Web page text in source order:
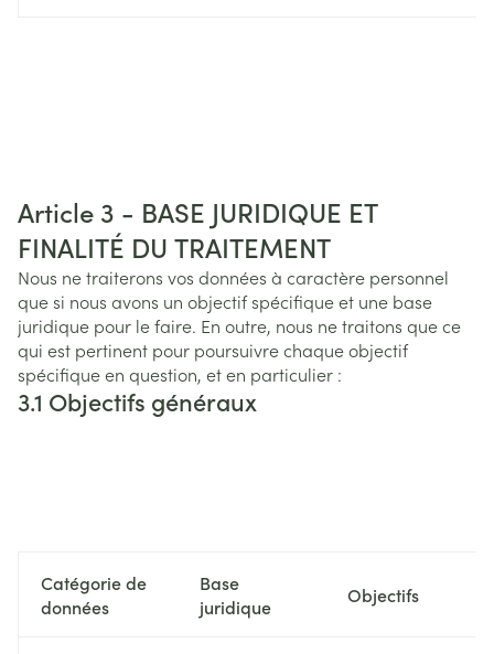
Article 3 - BASE JURIDIQUE ET
FINALITÉ DU TRAITEMENT
Nous ne traiterons vos données à caractère personnel
que si nous avons un objectif spécifique et une base
juridique pour le faire. En outre, nous ne traitons que ce
qui est pertinent pour poursuivre chaque objectif
spécifique en question, et en particulier :
3.1 Objectifs généraux
Catégorie de
données
Base
juridique
Objectifs